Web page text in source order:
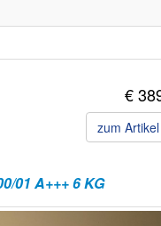
€
zum
01 A+++ 6 KG